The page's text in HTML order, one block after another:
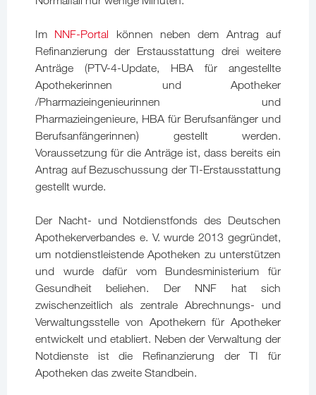
Im NNF-Portal können neben dem Antrag auf
Refinanzierung der Erstausstattung drei weitere
Anträge (PTV-4-Update, HBA für angestellte
Apothekerinnen und Apotheker
/Pharmazieingenieurinnen und
Pharmazieingenieure, HBA für Berufsanfänger und
Berufsanfängerinnen) gestellt werden.
Voraussetzung für die Anträge ist, dass bereits ein
Antrag auf Bezuschussung der TI-Erstausstattung
gestellt wurde.
Der Nacht- und Notdienstfonds des Deutschen
Apothekerverbandes e. V. wurde 2013 gegründet,
um notdienstleistende Apotheken zu unterstützen
und wurde dafür vom Bundesministerium für
Gesundheit beliehen. Der NNF hat sich
zwischenzeitlich als zentrale Abrechnungs- und
Verwaltungsstelle von Apothekern für Apotheker
entwickelt und etabliert. Neben der Verwaltung der
Notdienste ist die Refinanzierung der TI für
Apotheken das zweite Standbein.